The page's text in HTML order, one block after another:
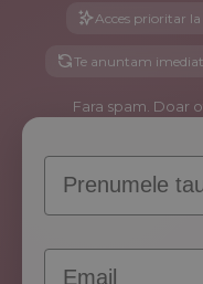
Acces prioritar
Te anuntam
Fara spam. Doar
Prenume
Email